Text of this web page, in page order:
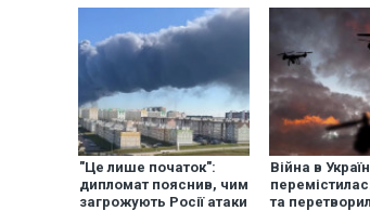
"Це лише початок":
дипломат пояснив, чим
загрожують Росії атаки
Війна в
та